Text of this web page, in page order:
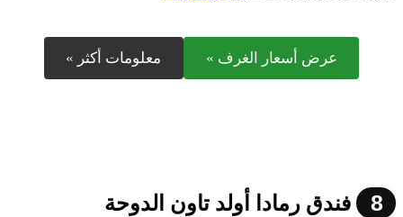
عرض أسعار الغرف » معلومات أكثر »
8 فندق رمادا أولد تاون الدوحة